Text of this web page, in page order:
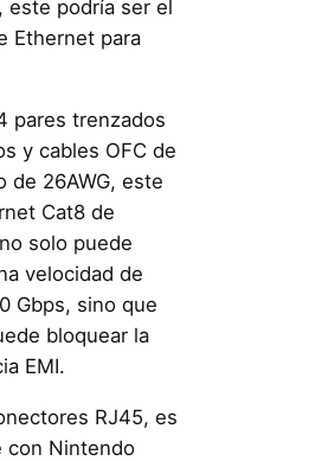
este podría ser el
Ethernet para
pares trenzados
y cables OFC de
de 26AWG, este
Cat8 de
solo puede
velocidad de
Gbps, sino que
bloquear la
EMI.
RJ45, es
con Nintendo